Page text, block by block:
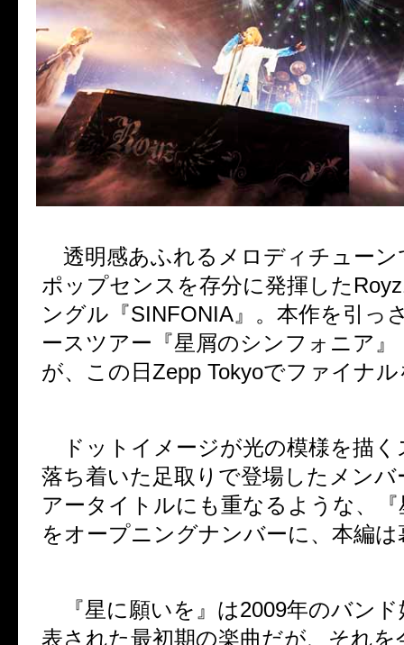
透明感あふれるメロディチューン
ポップセンスを存分に発揮した
ングル『SINFONIA 』。本作を引っ
ースツアー『星屑のシンフォニア』
が、この日 Zepp Tokyoでファイナ
ドットイメージが光の模様を描く
落ち着いた足取りで登場したメンバ
アータイトルにも重なるような、
をオープニングナンバーに、本編
『星に願いを』は2009年のバンド
表された最初期の楽曲だが、それを